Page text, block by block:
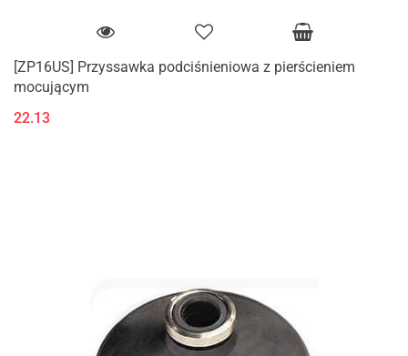
[ZP16US] Przyssawka podciśnieniowa z pierścieniem
mocującym
22.13